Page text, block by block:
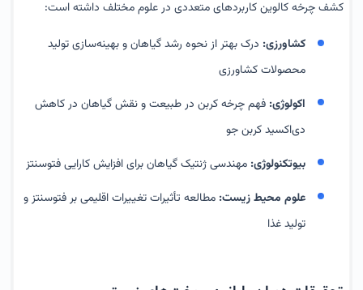
کشف چرخه کالوین کاربردهای متعددی در علوم مختلف داشته است:
کشاورزی: درک بهتر از نحوه رشد گیاهان و بهینه‌سازی تولید
محصولات کشاورزی
اکولوژی: فهم چرخه کربن در طبیعت و نقش گیاهان در کاهش
دی‌اکسید کربن جو
بیوتکنولوژی: مهندسی ژنتیک گیاهان برای افزایش کارایی فتوسنتز
علوم محیط زیست: مطالعه تأثیرات تغییرات اقلیمی بر فتوسنتز و
تولید غذا